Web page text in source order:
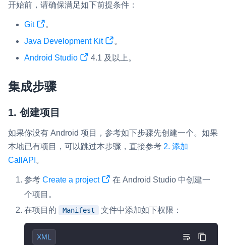
融合 CDN 直播
对接国内外多家 CDN 供应商，提供一个整体播放体验最佳的
CDN 直播方案
实时互动扩展能力
快速实现实时的语音转写功能
互动白板
微呼叫
实现智能硬件和微信小程序之间的实时音视频互通
Status Page
集中展示声网主要产品及服务的综合服务质量及可用性信息
开始前，请确保满足如下前提条件：
Git
。
Java Development Kit
。
Android Studio
4.1 及以上。
集成步骤
1. 创建项目
如果你没有 Android 项目，参考如下步骤先创建一个。如果
本地已有项目，可以跳过本步骤，直接参考 2. 添加
CallAPI 。
参考 Create a project
在 Android Studio 中创建一
个项目。
在项目的
Manifest 文件中添加如下权限：
XML